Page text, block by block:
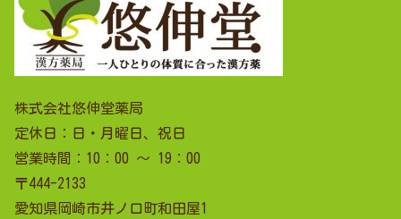
株式会社悠伸堂薬局
定休日：日・月曜日、祝日
営業時間：10：00 ～ 19：00
〒444-2133
愛知県岡崎市井ノ口町和田屋1